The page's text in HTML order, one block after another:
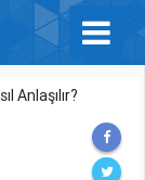
Anlaşılır?